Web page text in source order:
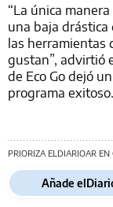
“La única
una baja
las herramientas
gustan”, advirtió
de Eco Go dejó
programa exitoso.
PRIORIZA ELDIARIOAR EN
Añade